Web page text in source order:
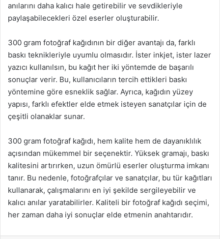
anılarını daha kalıcı hale getirebilir ve sevdikleriyle
paylaşabilecekleri özel eserler oluşturabilir.
300 gram fotoğraf kağıdının bir diğer avantajı da, farklı
baskı teknikleriyle uyumlu olmasıdır. İster inkjet, ister lazer
yazıcı kullanılsın, bu kağıt her iki yöntemde de başarılı
sonuçlar verir. Bu, kullanıcıların tercih ettikleri baskı
yöntemine göre esneklik sağlar. Ayrıca, kağıdın yüzey
yapısı, farklı efektler elde etmek isteyen sanatçılar için de
çeşitli olanaklar sunar.
300 gram fotoğraf kağıdı, hem kalite hem de dayanıklılık
açısından mükemmel bir seçenektir. Yüksek gramajı, baskı
kalitesini artırırken, uzun ömürlü eserler oluşturma imkanı
tanır. Bu nedenle, fotoğrafçılar ve sanatçılar, bu tür kağıtları
kullanarak, çalışmalarını en iyi şekilde sergileyebilir ve
kalıcı anılar yaratabilirler. Kaliteli bir fotoğraf kağıdı seçimi,
her zaman daha iyi sonuçlar elde etmenin anahtarıdır.